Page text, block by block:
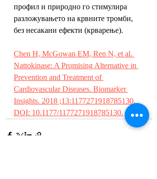
профил и природно го стимулира
разложувањето на крвните тромби,
без несакани ефекти (крварење).
Chen H, McGowan EM, Ren N, et al.
Nattokinase: A Promising Alternative in
Prevention and Treatment of
Cardiovascular Diseases. Biomarker
Insights. 2018 ;13:1177271918785130.
DOI: 10.1177/1177271918785130.